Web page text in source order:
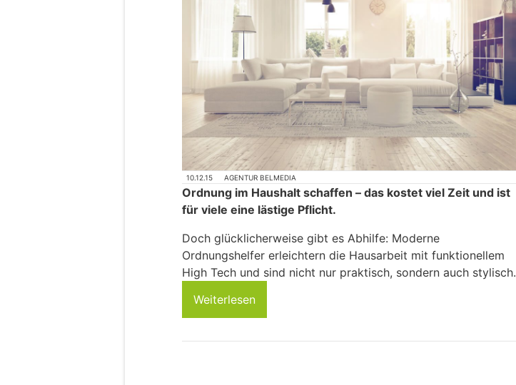
10.12.15 AGENTUR BELMEDIA
Ordnung im Haushalt schaffen – das kostet viel Zeit und ist
für viele eine lästige Pflicht.
Doch glücklicherweise gibt es Abhilfe: Moderne
Ordnungshelfer erleichtern die Hausarbeit mit funktionellem
High Tech und sind nicht nur praktisch, sondern auch stylisch.
Weiterlesen